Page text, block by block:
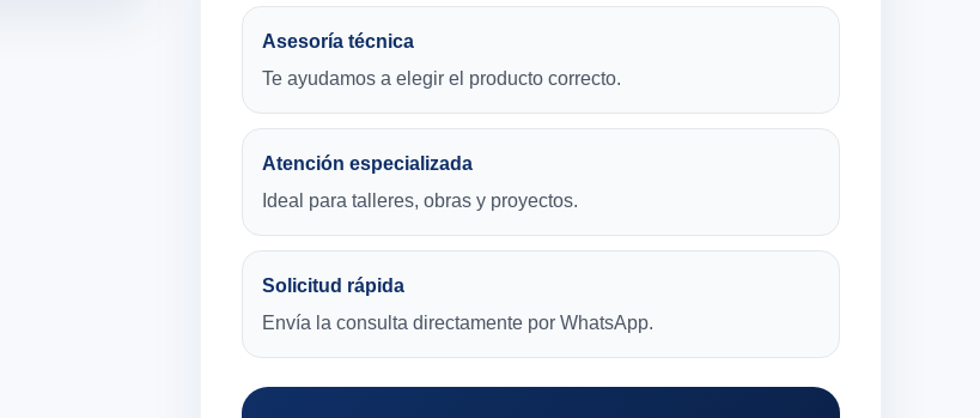
Asesoría técnica
Te ayudamos a elegir el producto correcto.
Atención especializada
Ideal para talleres, obras y proyectos.
Solicitud rápida
Envía la consulta directamente por WhatsApp.